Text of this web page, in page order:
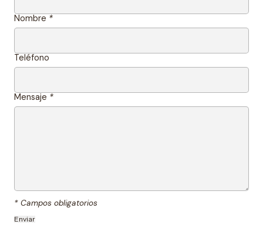
Nombre *
Teléfono
Mensaje *
* Campos obligatorios